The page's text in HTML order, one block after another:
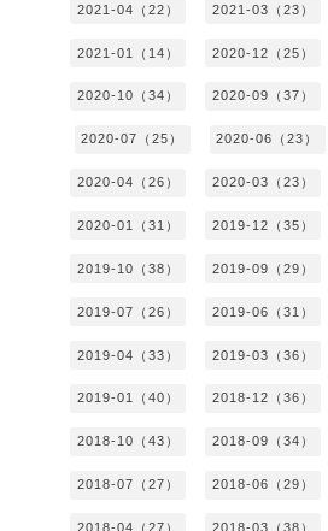
2021-04（22） 2021-03（23）
2021-01（14） 2020-12（25）
2020-10（34） 2020-09（37）
2020-07（25） 2020-06（23）
2020-04（26） 2020-03（23）
2020-01（31） 2019-12（35）
2019-10（38） 2019-09（29）
2019-07（26） 2019-06（31）
2019-04（33） 2019-03（36）
2019-01（40） 2018-12（36）
2018-10（43） 2018-09（34）
2018-07（27） 2018-06（29）
2018-04（27） 2018-03（38）